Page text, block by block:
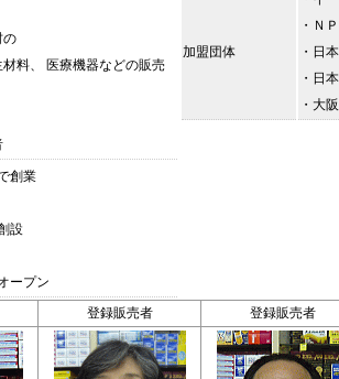
の
料、 医療機器などの販売
創業
設
ープン
加盟団体
・Ｎ
・日
・日
・大
登録販売者 登録販売者